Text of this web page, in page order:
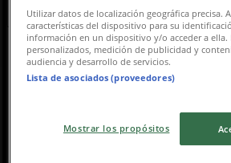
Κυριακή
09:00 - 21:00
Δευτέρα
09:00 - 21:00
Utilizar datos de localización geográfica precisa.
características del dispositivo para su
información en un dispositivo y/o acceder a
personalizados, medición de publicidad y
audiencia y desarrollo de servicios.
Lista de asociados (proveedores)
Mostrar los propósitos